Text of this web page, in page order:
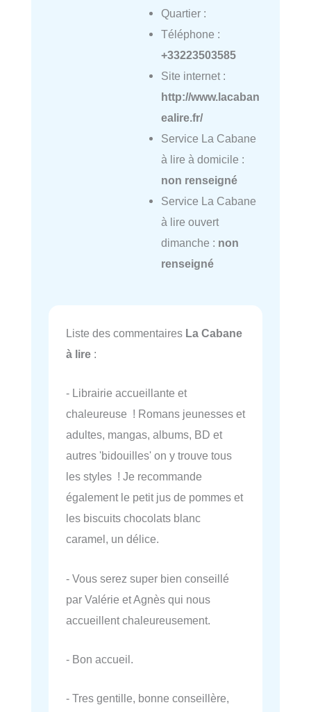
Quartier :
Téléphone :
+33223503585
Site internet :
http://www.lacaban
ealire.fr/
Service La Cabane
à lire à domicile :
non renseigné
Service La Cabane
à lire ouvert
dimanche : non
renseigné
Liste des commentaires La Cabane
à lire :
- Librairie accueillante et
chaleureuse ! Romans jeunesses et
adultes, mangas, albums, BD et
autres 'bidouilles' on y trouve tous
les styles ! Je recommande
également le petit jus de pommes et
les biscuits chocolats blanc
caramel, un délice.
- Vous serez super bien conseillé
par Valérie et Agnès qui nous
accueillent chaleureusement.
- Bon accueil.
- Tres gentille, bonne conseillère,